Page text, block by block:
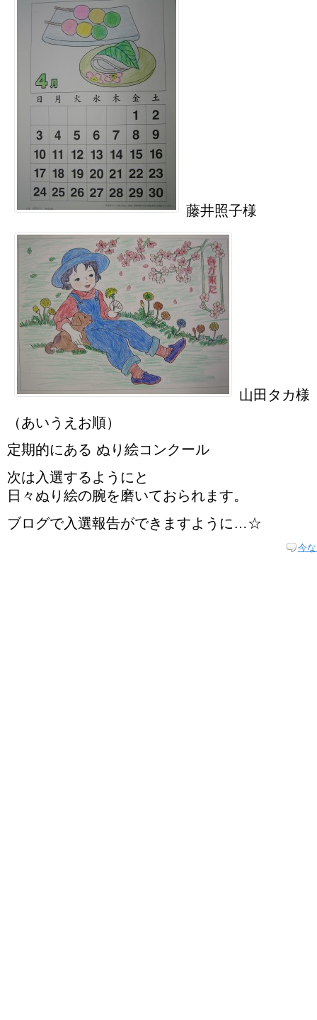
藤井照子様
山田タカ様
（あいうえお順）
定期的にある ぬり絵コンクール
次は入選するようにと
日々ぬり絵の腕を磨いておられます。
ブログで入選報告ができますように…☆
今